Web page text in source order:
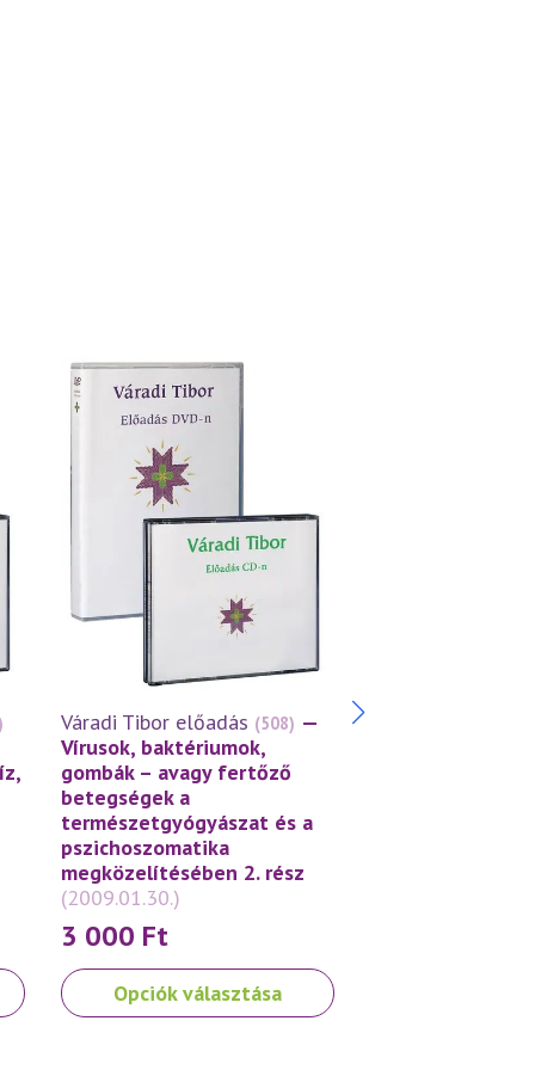
Váradi Tibor előadás (508) —
Vírusok, baktériumok,
gombák – avagy fertőző
betegségek a
természetgyógyászat és a
pszichoszomatika
megközelítésében 2. rész
(2009.01.30.)
3 000 Ft
Opciók választása
Ennek
a